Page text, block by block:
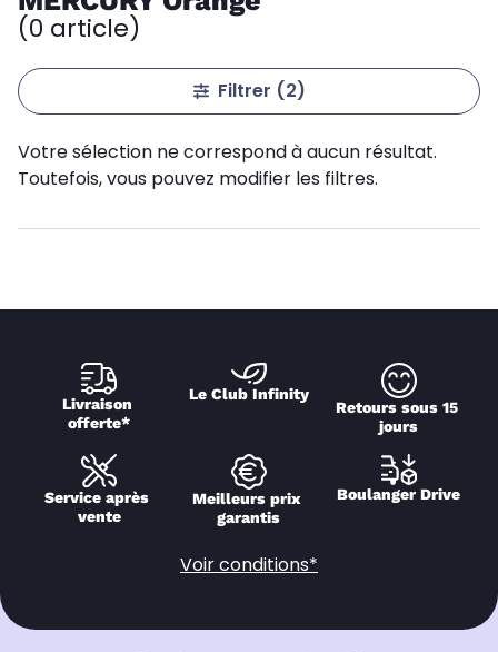
(0 article)
Filtrer (2)
Votre sélection ne correspond à aucun résultat.
Toutefois, vous pouvez modifier les filtres.
Livraison
offerte*
Le Club Infinity
Retours sous 15
jours
Service après
vente
Meilleurs prix
garantis
Boulanger Drive
Voir conditions*